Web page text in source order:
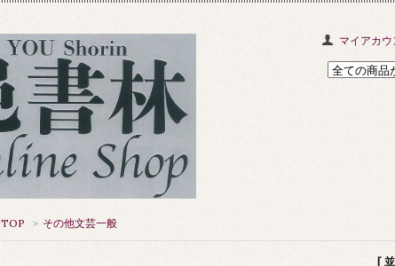
マイアカウ
TOP > その他文芸一般
[